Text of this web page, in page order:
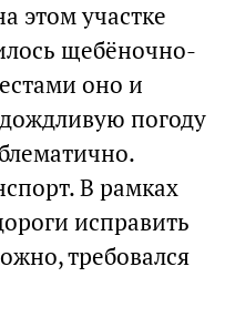
этом участке
щебёночно-
оно и
дождливую погоду
В рамках
исправить
требовался